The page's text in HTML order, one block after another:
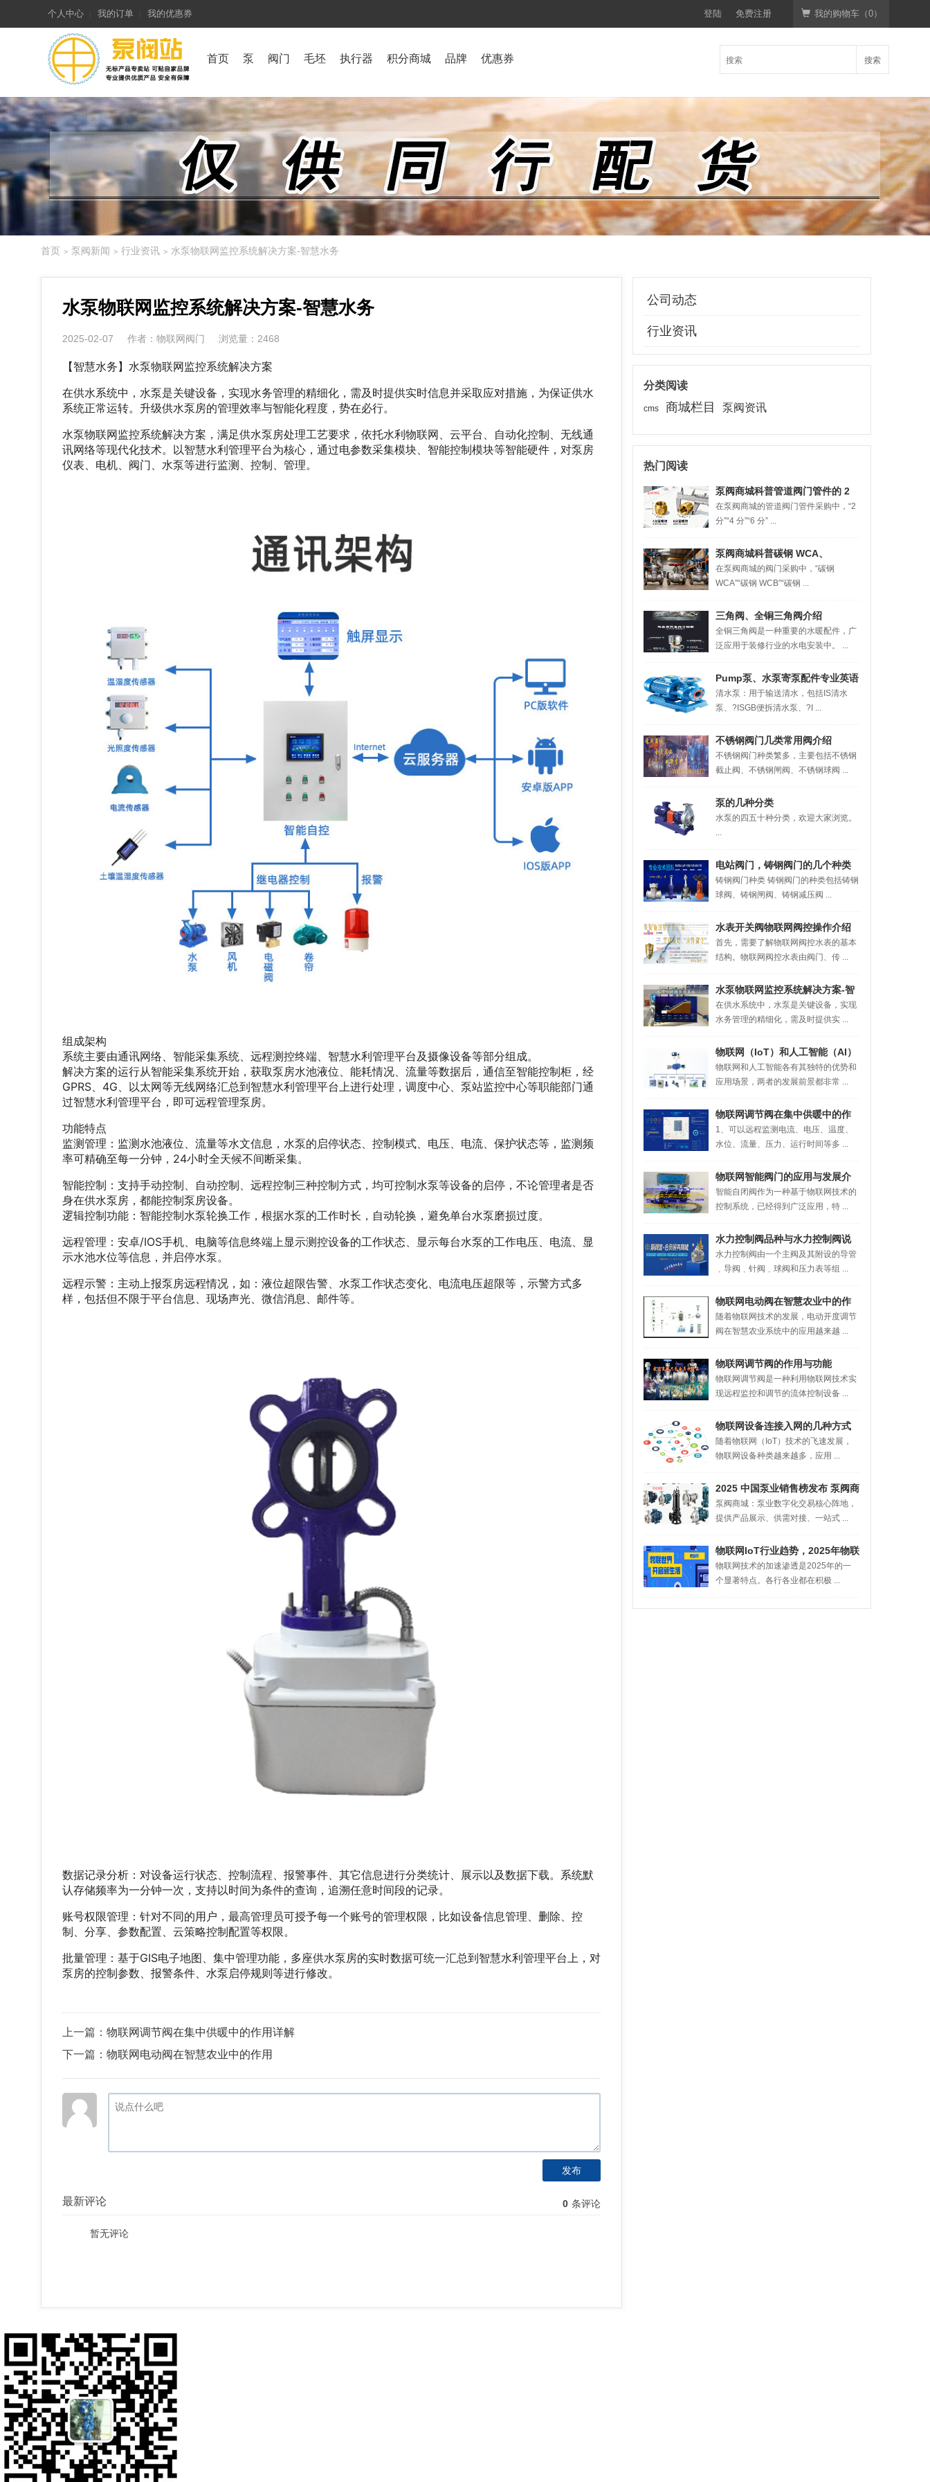
个人中心 我的订单 我的优惠券 登陆 免费注册 我的购物车（0）
首页 泵 阀门 毛坯 执行器 积分商城 品牌 优惠券 搜索
首页 > 泵阀新闻 > 行业资讯 > 水泵物联网监控系统解决方案-智慧水务
水泵物联网监控系统解决方案-智慧水务
2025-02-07 作者：物联网阀门 浏览量：2468
【智慧水务】水泵物联网监控系统解决方案
在供水系统中，水泵是关键设备，实现水务管理的精细化，需及时提供实时信息并采取应对措施，为保证供水
系统正常运转。升级供水泵房的管理效率与智能化程度，势在必行。
水泵物联网监控系统解决方案，满足供水泵房处理工艺要求，依托水利物联网、云平台、自动化控制、无线通
讯网络等现代化技术。以智慧水利管理平台为核心，通过电参数采集模块、智能控制模块等智能硬件，对泵房
仪表、电机、阀门、水泵等进行监测、控制、管理。
组成架构
系统主要由通讯网络、智能采集系统、远程测控终端、智慧水利管理平台及摄像设备等部分组成。
解决方案的运行从智能采集系统开始，获取泵房水池液位、能耗情况、流量等数据后，通信至智能控制柜，经
GPRS、4G、以太网等无线网络汇总到智慧水利管理平台上进行处理，调度中心、泵站监控中心等职能部门通
过智慧水利管理平台，即可远程管理泵房。
功能特点
监测管理：监测水池液位、流量等水文信息，水泵的启停状态、控制模式、电压、电流、保护状态等，监测频
率可精确至每一分钟，24小时全天候不间断采集。
智能控制：支持手动控制、自动控制、远程控制三种控制方式，均可控制水泵等设备的启停，不论管理者是否
身在供水泵房，都能控制泵房设备。
逻辑控制功能：智能控制水泵轮换工作，根据水泵的工作时长，自动轮换，避免单台水泵磨损过度。
远程管理：安卓/IOS手机、电脑等信息终端上显示测控设备的工作状态、显示每台水泵的工作电压、电流、显
示水池水位等信息，并启停水泵。
远程示警：主动上报泵房远程情况，如：液位超限告警、水泵工作状态变化、电流电压超限等，示警方式多
样，包括但不限于平台信息、现场声光、微信消息、邮件等。
数据记录分析：对设备运行状态、控制流程、报警事件、其它信息进行分类统计、展示以及数据下载。系统默
认存储频率为一分钟一次，支持以时间为条件的查询，追溯任意时间段的记录。
账号权限管理：针对不同的用户，最高管理员可授予每一个账号的管理权限，比如设备信息管理、删除、控
制、分享、参数配置、云策略控制配置等权限。
批量管理：基于GIS电子地图、集中管理功能，多座供水泵房的实时数据可统一汇总到智慧水利管理平台上，对
泵房的控制参数、报警条件、水泵启停规则等进行修改。
上一篇： 物联网调节阀在集中供暖中的作用详解
下一篇： 物联网电动阀在智慧农业中的作用
发布
0 条评论
最新评论
暂无评论
公司动态
行业资讯
分类阅读
cms 商城栏目 泵阀资讯
热门阅读
泵阀商城科普管道阀门管件的 2
分、4 分、6 分，对应多大规格？
在泵阀商城的管道阀门管件采购中，“2
分”“4 分”“6 分” ...
泵阀商城科普碳钢 WCA、
WCB、WCC 材料含义 + 阀门应
用区别对比
在泵阀商城的阀门采购中，“碳钢
WCA”“碳钢 WCB”“碳钢 ...
三角阀、全铜三角阀介绍
全铜三角阀是一种重要的水暖配件，广
泛应用于装修行业的水电安装中。 ...
Pump泵、水泵寄泵配件专业英语
词汇
清水泵：用于输送清水，包括IS清水
泵、?ISGB便拆清水泵、?I ...
不锈钢阀门几类常用阀介绍
不锈钢阀门种类繁多，主要包括不锈钢
截止阀、不锈钢闸阀、不锈钢球阀 ...
泵的几种分类
水泵的四五十种分类，欢迎大家浏览。
...
电站阀门，铸钢阀门的几个种类
介绍
铸钢阀门种类 铸钢阀门的种类包括铸钢
球阀、铸钢闸阀、铸钢减压阀 ...
水表开关阀物联网阀控操作介绍
首先，需要了解物联网阀控水表的基本
结构。物联网阀控水表由阀门、传 ...
水泵物联网监控系统解决方案-智
慧水务
在供水系统中，水泵是关键设备，实现
水务管理的精细化，需及时提供实 ...
物联网（IoT）和人工智能（AI）
几个方面的协同与比较
物联网和人工智能各有其独特的优势和
应用场景，两者的发展前景都非常 ...
物联网调节阀在集中供暖中的作
用详解
1、可以远程监测电流、电压、温度、
水位、流量、压力、运行时间等多 ...
物联网智能阀门的应用与发展介
绍
智能自闭阀作为一种基于物联网技术的
控制系统，已经得到广泛应用，特 ...
水力控制阀品种与水力控制阀说
明
水力控制阀由一个主阀及其附设的导管
﹑导阀﹑针阀﹑球阀和压力表等组 ...
物联网电动阀在智慧农业中的作
用
随着物联网技术的发展，电动开度调节
阀在智慧农业系统中的应用越来越 ...
物联网调节阀的作用与功能
物联网调节阀是一种利用物联网技术实
现远程监控和调节的流体控制设备 ...
物联网设备连接入网的几种方式
详细对比，由泵阀物联编辑
随着物联网（IoT）技术的飞速发展，
物联网设备种类越来越多，应用 ...
2025 中国泵业销售榜发布 泵阀商
城成行业交易新引擎
泵阀商城：泵业数字化交易核心阵地，
提供产品展示、供需对接、一站式 ...
物联网IoT行业趋势，2025年物联
网技术的发展趋势如何
物联网技术的加速渗透是2025年的一
个显著特点。各行各业都在积极 ...